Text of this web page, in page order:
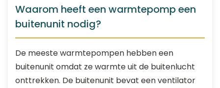
Waarom heeft een warmtepomp een
buitenunit nodig?
De meeste warmtepompen hebben een
buitenunit omdat ze warmte uit de buitenlucht
onttrekken. De buitenunit bevat een ventilator